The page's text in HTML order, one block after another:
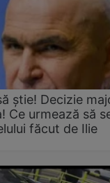
știe! Decizie
Ce urmează să
făcut de Ilie